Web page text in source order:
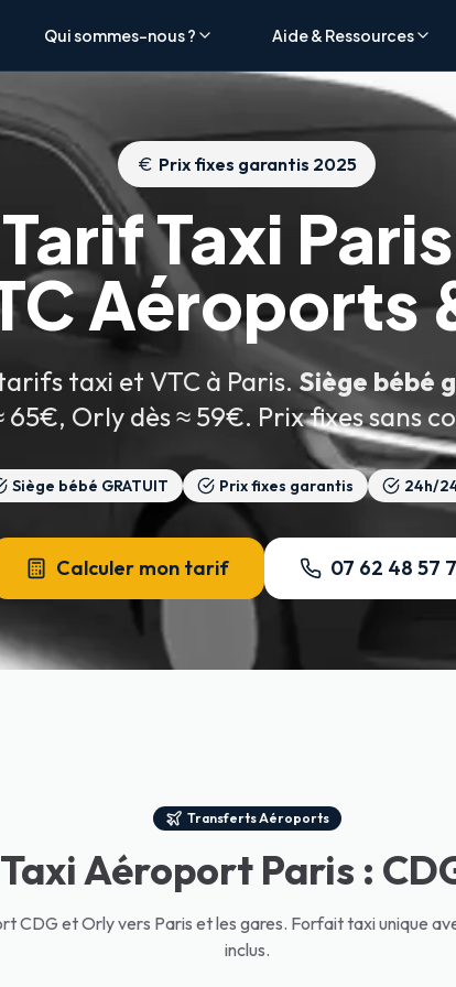
Qui sommes-nous ? Aide & Ressources
Lajoieway. Ce tarif tout compris inclut : siège bébé
Lajoieway, tout compris : siège bébé GRATUIT, suivi
Lajoieway, siège bébé gratuit inclus. Depuis CDG :
de réduction sur le prix total. Idéal pour les transferts
2 heures minimum (~60€/heure). Parfait pour
de nuit, plus 4€ de prise en charge. Nos tarifs
Lajoieway applique une tarification forfaitaire :
siège bébé gratuit inclus. Les taxis facturent
(01 49 36 10 10). Pour un VTC avec siège bébé
85 85 85), Taxis Bleus (01 49 36 10 10). Pour un VTC
80€ prix fixe tout compris avec siège bébé GRATUIT,
Prix fixes garantis 2025
Tarif Taxi
Aéroports
taxi et VTC à Paris.Siège bébé
65€, Orly dès ≈ 59€. Prix fixes sans
Siège bébé GRATUIT Prix fixes garantis 24h/
Calculer mon tarif 07 62 48 57
Transferts Aéroports
Aéroport Paris :
CDG et Orly vers Paris et les gares. Forfait taxi unique
inclus.